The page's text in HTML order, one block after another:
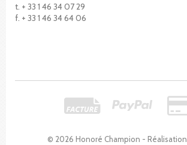
© 2026 Honoré Champion - Réalisation
t. + 33 1 46 34 07 29
f. + 33 1 46 34 64 06